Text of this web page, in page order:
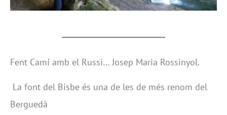
Fent Camí amb el Russi… Josep Maria Rossinyol.
La font del Bisbe és una de les de més renom del
Berguedà